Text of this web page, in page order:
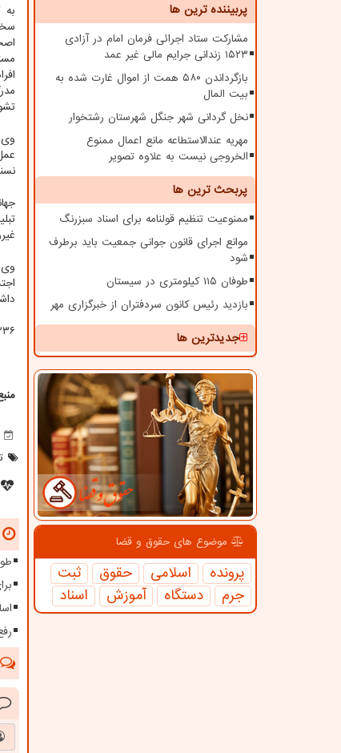
پربیننده ترین ها
مشارکت ستاد اجرائی فرمان امام در آزادی
۱۵۲۳ زندانی جرایم مالی غیر عمد
بازگرداندن ۵۸۰ همت از اموال غارت شده به
بیت المال
نخل گردانی شهر جنگل شهرستان رشتخوار
مهریه عندالاستطاعه مانع اعمال ممنوع
الخروجی نیست به علاوه تصویر
پربحث ترین ها
ممنوعیت تنظیم قولنامه برای اسناد سبزرنگ
موانع اجرای قانون جوانی جمعیت باید برطرف
شود
طوفان ۱۱۵ کیلومتری در سیستان
بازدید رئیس کانون سردفتران از خبرگزاری مهر
جدیدترین ها
موضوع های حقوق و قضا
پرونده اسلامی حقوق
ثبت
جرم
دستگاه آموزش اسناد
وی
وی
طوفان ۱۱۵
رفع